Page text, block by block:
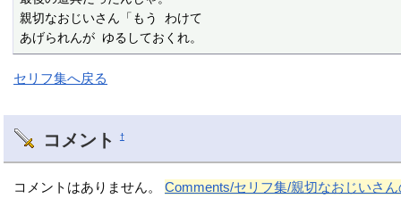
親切なおじいさん「もう わけて
あげられんが ゆるしておくれ。
セリフ集へ戻る
コメント †
コメントはありません。Comments/セリフ集/親切なおじいさん